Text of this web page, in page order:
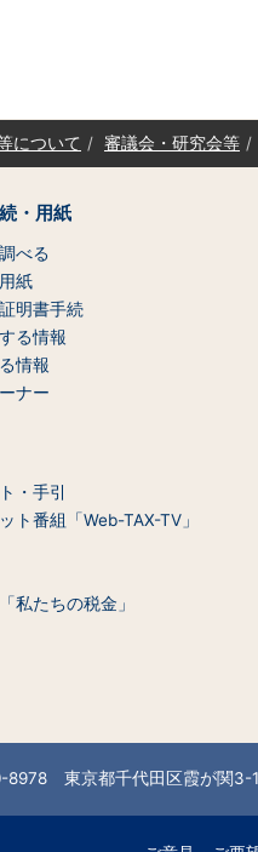
について 審議会・研究会等
・用紙
べる
紙
明書手続
る情報
情報
ナー
・手引
ト番組「Web-TAX-TV」
私たちの税金」
東京都千代田区霞が関3-